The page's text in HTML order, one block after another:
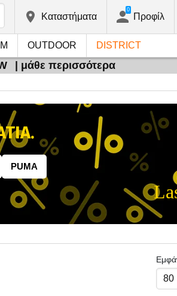
Kαταστήματα Προφίλ
0
OUTDOOR DISTRICT
| μάθε περισσότερα
PUMA